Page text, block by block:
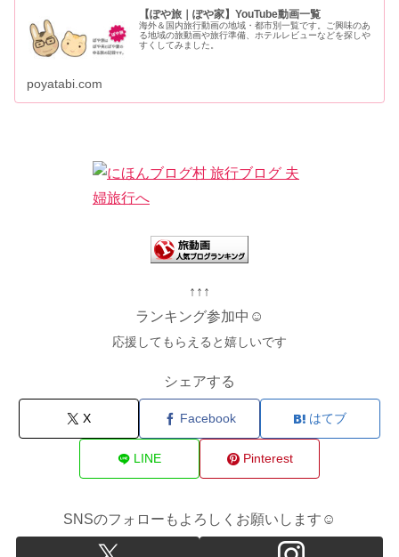
【ぽや旅｜ぽや家】YouTube動画一覧
海外＆国内旅行動画の地域・都市別一覧です。ご興味のあ
る地域の旅動画や旅行準備、ホテルレビューなどを探しや
すくしてみました。
poyatabi.com
↑↑↑
ランキング参加中☺
応援してもらえると嬉しいです
シェアする
X Facebook はてブ
LINE Pinterest
SNSのフォローもよろしくお願いします☺